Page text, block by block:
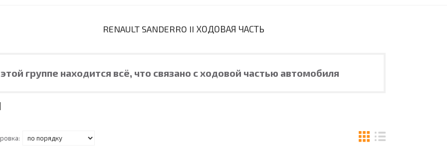
RENAULT SANDERRO II ХОДОВАЯ ЧАСТЬ
группе находится всё, что связано с ходовой частью автомобиля